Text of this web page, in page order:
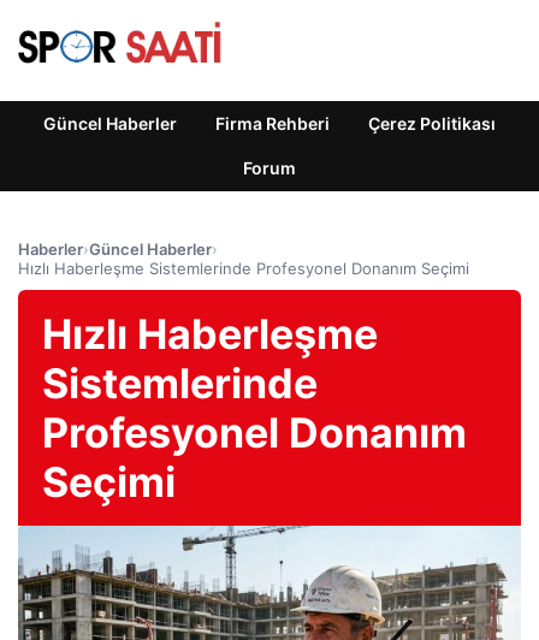
Güncel Haberler Firma Rehberi Çerez Politikası
Forum
Haberler›Güncel Haberler›
Hızlı Haberleşme Sistemlerinde Profesyonel Donanım Seçimi
Hızlı Haberleşme
Sistemlerinde
Profesyonel Donanım
Seçimi